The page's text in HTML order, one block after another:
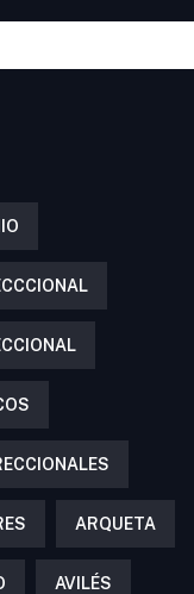
ARQUETA
AVILÉS